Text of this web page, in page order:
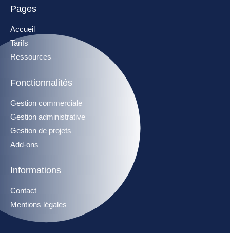
Pages
Accueil
Tarifs
Ressources
Fonctionnalités
Gestion commerciale
Gestion administrative
Gestion de projets
Add-ons
Informations
Contact
Mentions légales